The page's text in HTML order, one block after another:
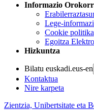
Informazio
Lege-
Cookie politika
Egoitza
Hizkuntza
Bilatu euskadi.eus-en
Kontaktua
Nire karpeta
Zientzia, Unibertsitate eta